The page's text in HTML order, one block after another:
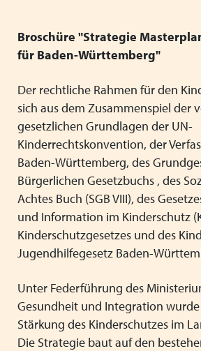
Arbeitskreise
Satzung / Beitragsordnung
Qualität
Fortbildungen
Literatur und Broschüren
Stellenangebote
Broschüre "Strategie
für Baden-Württemberg"
Der rechtliche Rahmen für den
sich aus dem Zusammenspiel der
gesetzlichen Grundlagen der UN-
Kinderrechtskonvention, der
Baden-Württemberg, des
Bürgerlichen Gesetzbuchs , des
Achtes Buch (SGB VIII), des
und Information im Kinderschutz
Kinderschutzgesetzes und des
Jugendhilfegesetz Baden-
Unter Federführung des
Gesundheit und Integration
Stärkung des Kinderschutzes im
Die Strategie baut auf den